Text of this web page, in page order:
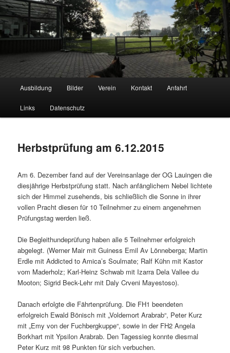
Schäferhundeverein OG Lauingen
Zum
Inhalt
Ausbildung Bilder Verein Kontakt Anfahrt
Links Datenschutz
Herbstprüfung am 6.12.2015
Am 6. Dezember fand auf der Vereinsanlage der OG Lauingen die
diesjährige Herbstprüfung statt. Nach anfänglichem Nebel lichtete
sich der Himmel zusehends, bis schließlich die Sonne in ihrer
vollen Pracht diesen für 10 Teilnehmer zu einem angenehmen
Prüfungstag werden ließ.
Die Begleithundeprüfung haben alle 5 Teilnehmer erfolgreich
abgelegt. (Werner Mair mit Guiness Emil Av Lönneberga; Martin
Erdle mit Addicted to Amica’s Soulmate; Ralf Kühn mit Kastor
vom Maderholz; Karl-Heinz Schwab mit Izarra Dela Vallee du
Mooton; Sigrid Beck-Lehr mit Daly Crveni Mayestoso).
Danach erfolgte die Fährtenprüfung. Die FH1 beendeten
erfolgreich Ewald Bönisch mit „Voldemort Arabrab“, Peter Kurz
mit „Emy von der Fuchbergkuppe“, sowie in der FH2 Angela
Borkhart mit Ypsilon Arabrab. Den Tagessieg konnte diesmal
Peter Kurz mit 98 Punkten für sich verbuchen.